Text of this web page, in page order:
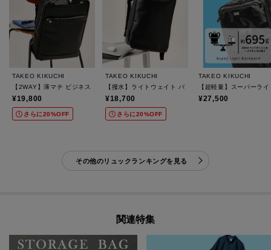
TAKEO KIKUCHI
【2WAY】薄マチ ビジネス バックパック
¥19,800
さらに20%OFF
TAKEO KIKUCHI
【撥水】ライトウェイト バックパック
¥18,700
さらに20%OFF
TAKEO KIKUCHI
【超軽量】スーパーラ
¥27,500
その他のリュックランキングを見る
関連特集